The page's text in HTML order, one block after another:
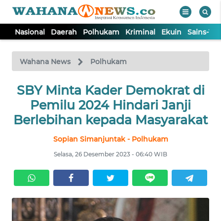
Nasional Daerah Polhukam Kriminal Ekuin Sains-
Wahana News Polhukam
SBY Minta Kader Demokrat di
Pemilu 2024 Hindari Janji
Berlebihan kepada Masyarakat
Sopian Simanjuntak - Polhukam
Selasa, 26 Desember 2023 - 06:40 WIB
TV
Tutup
NASIONAL
DAERAH
POLHUKAM
KRIMINAL
EKUIN